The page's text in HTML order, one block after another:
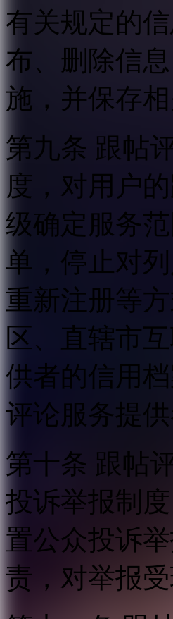
有关规定的
布、删除信
施，并保存相
第九条 跟帖
度，对用户
级确定服务
单，停止对
重新注册等
区、直辖市
供者的信用
评论服务提
第十条 跟帖
投诉举报制
置公众投诉
责，对举报